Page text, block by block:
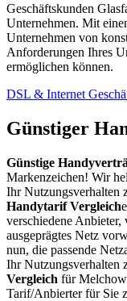
Geschäftskunden
Unternehmen. Mit
Unternehmen von
Anforderungen Ihres
ermöglichen können.
DSL & Internet
Günstiger
Günstige
Markenzeichen! Wir
Ihr Nutzungsverhalten
Handytarif Vergleich
verschiedene Anbieter,
ausgeprägtes Netz
nun, die passende
Ihr Nutzungsverhalten
Vergleich für Melchow
Tarif/Anbierter für Sie